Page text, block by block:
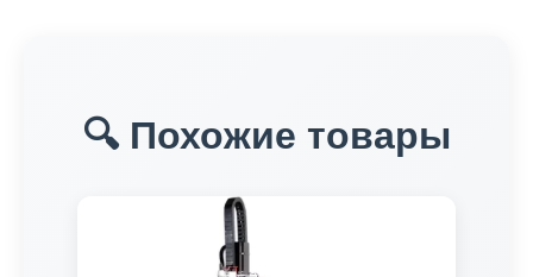
🔍 Похожие товары